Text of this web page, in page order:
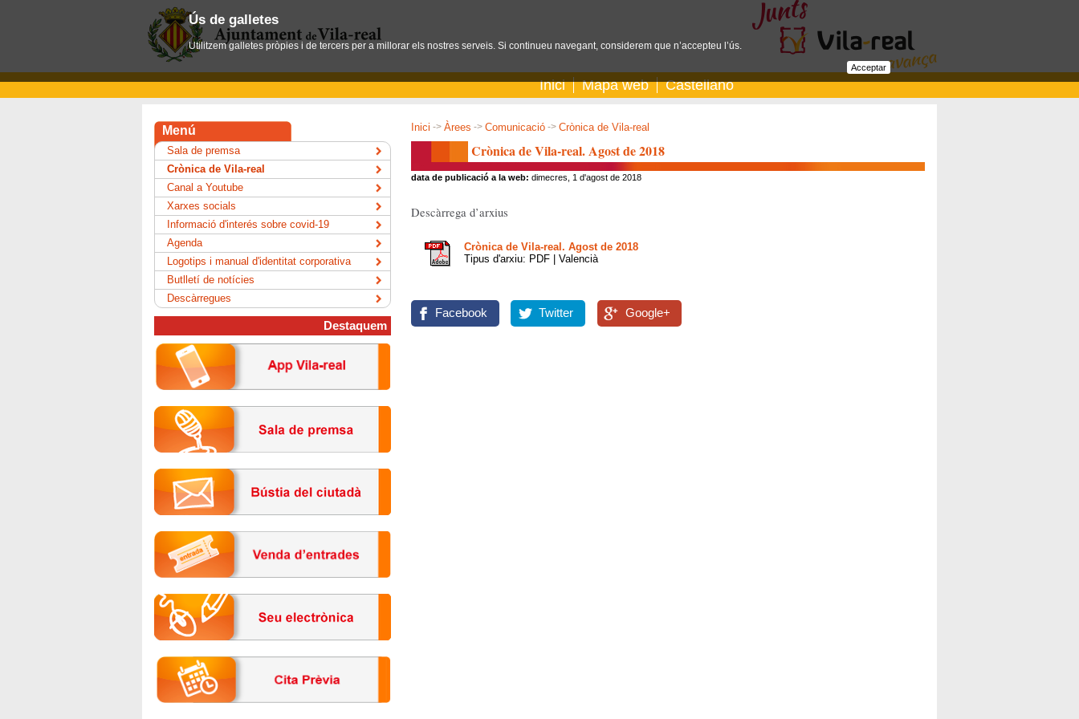
Inici Mapa web Castellano
Inici -> Àrees -> Comunicació -> Crònica de Vila-real
Crònica de Vila-real. Agost de 2018
data de publicació a la web: dimecres, 1 d'agost de 2018
Descàrrega d’arxius
Crònica de Vila-real. Agost de 2018
Tipus d'arxiu: PDF | Valencià
Facebook Twitter Google+
Menú
Sala de premsa
Crònica de Vila-real
Canal a Youtube
Xarxes socials
Informació d'interés sobre covid-19
Agenda
Logotips i manual d'identitat corporativa
Butlletí de notícies
Descàrregues
Destaquem
Ús de galletes
Utilitzem galletes pròpies i de tercers per a millorar els nostres serveis. Si continueu navegant, considerem que n’accepteu l’ús.
Acceptar